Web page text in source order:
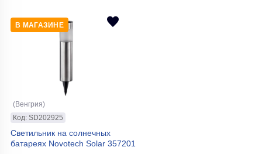
В МАГАЗИНЕ
(Венгрия)
Код: SD202925
Светильник на солнечных
батареях Novotech Solar 357201